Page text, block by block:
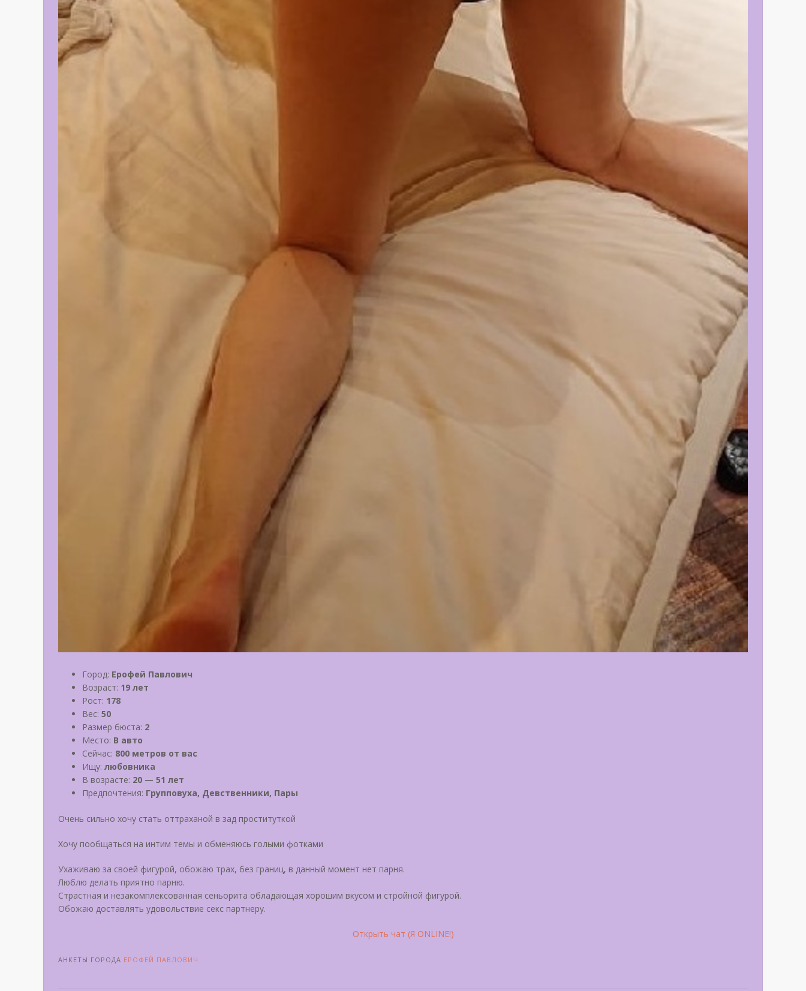
Город: Ерофей Павлович
Возраст: 19 лет
Рост: 178
Вес: 50
Размер бюста: 2
Место: В авто
Сейчас: 800 метров от вас
Ищу: любовника
В возрасте: 20 — 51 лет
Предпочтения: Групповуха, Девственники, Пары
Очень сильно хочу стать оттраханой в зад проституткой
Хочу пообщаться на интим темы и обменяюсь голыми фотками
Ухаживаю за своей фигурой, обожаю трах, без границ, в данный момент нет парня.
Люблю делать приятно парню.
Страстная и незакомплексованная сеньорита обладающая хорошим вкусом и стройной фигурой.
Обожаю доставлять удовольствие секс партнеру.
Открыть чат (Я ONLINE!)
АНКЕТЫ ГОРОДА ЕРОФЕЙ ПАВЛОВИЧ